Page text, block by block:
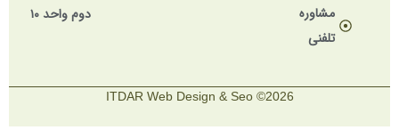
مشاوره
تلفنی
دوم واحد ۱۰